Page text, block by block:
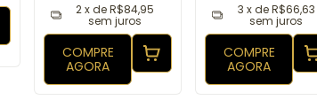
2x deR$84,95
sem juros
COMPRE
AGORA
3 x deR$66,63
sem juros
COMPRE
AGORA